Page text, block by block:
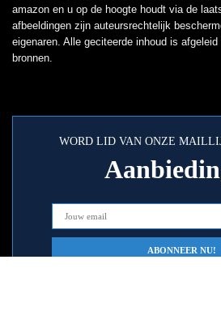
amazon en u op de hoogte houdt via de
afbeeldingen zijn auteursrechtelijk
eigenaren. Alle geciteerde inhoud is
bronnen.
WORD LID VAN ONZE